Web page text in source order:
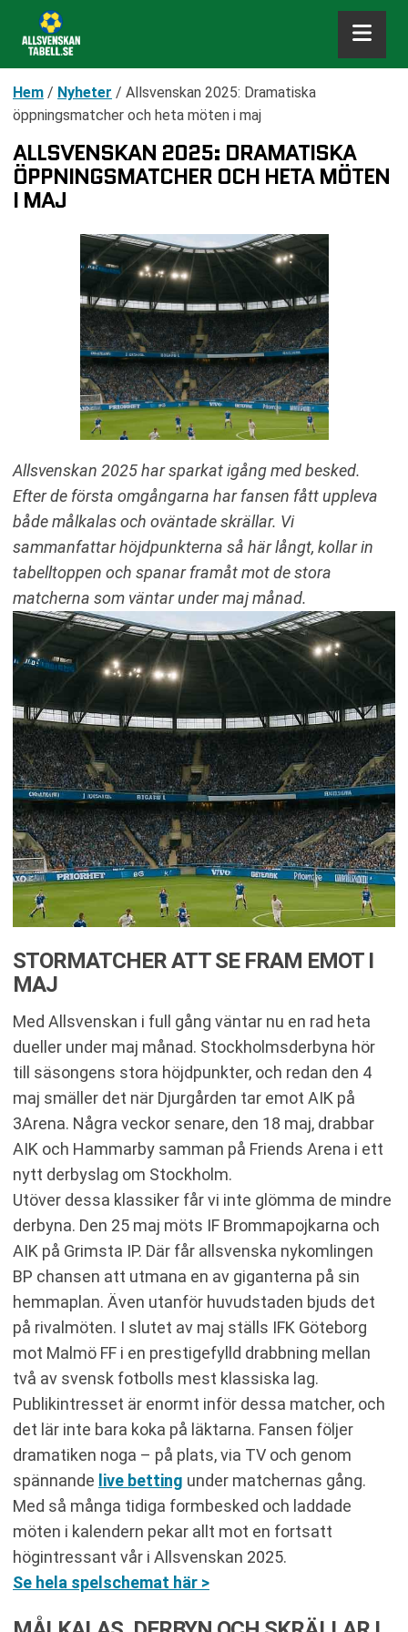
Hem / Nyheter / Allsvenskan 2025: Dramatiska
öppningsmatcher och heta möten i maj
ALLSVENSKAN 2025: DRAMATISKA
ÖPPNINGSMATCHER OCH HETA MÖTEN
I MAJ
Allsvenskan 2025 har sparkat igång med besked.
Efter de första omgångarna har fansen fått uppleva
både målkalas och oväntade skrällar. Vi
sammanfattar höjdpunkterna så här långt, kollar in
tabelltoppen och spanar framåt mot de stora
matcherna som väntar under maj månad.
STORMATCHER ATT SE FRAM EMOT I
MAJ
Med Allsvenskan i full gång väntar nu en rad heta
dueller under maj månad. Stockholmsderbyna hör
till säsongens stora höjdpunkter, och redan den 4
maj smäller det när Djurgården tar emot AIK på
3Arena. Några veckor senare, den 18 maj, drabbar
AIK och Hammarby samman på Friends Arena i ett
nytt derbyslag om Stockholm​.
Utöver dessa klassiker får vi inte glömma de mindre
derbyna. Den 25 maj möts IF Brommapojkarna och
AIK på Grimsta IP. Där får allsvenska nykomlingen
BP chansen att utmana en av giganterna på sin
hemmaplan. Även utanför huvudstaden bjuds det
på rivalmöten. I slutet av maj ställs IFK Göteborg
mot Malmö FF i en prestigefylld drabbning mellan
två av svensk fotbolls mest klassiska lag.
Publikintresset är enormt inför dessa matcher, och
det lär inte bara koka på läktarna. Fansen följer
dramatiken noga – på plats, via TV och genom
spännande live betting under matchernas gång.
Med så många tidiga formbesked och laddade
möten i kalendern pekar allt mot en fortsatt
högintressant vår i Allsvenskan 2025.
Se hela spelschemat här >